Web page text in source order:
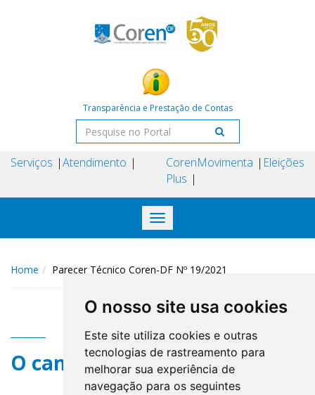
O nosso site usa cookies
Este site utiliza cookies e outras
tecnologias de rastreamento para
melhorar sua experiência de
navegação para os seguintes
Transparência e Prestação de Contas
Serviços Atendimento
Coren
Plus
Movimenta Eleições
Toggle
navigation
Home Parecer Técnico Coren-DF Nº 19/2021
O campo title não existe.